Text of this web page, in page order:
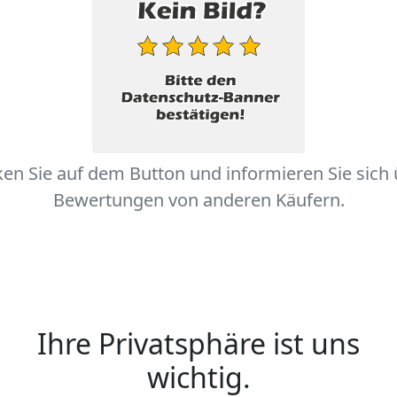
Sie auf dem Button und informieren Sie sich
Bewertungen von anderen Käufern.
Ihre Privatsphäre ist uns
wichtig.